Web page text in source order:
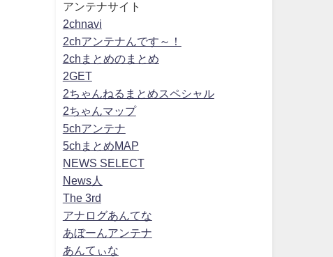
アンテナサイト
2chnavi
2chアンテナんです～！
2chまとめのまとめ
2GET
2ちゃんねるまとめスペシャル
2ちゃんマップ
5chアンテナ
5chまとめMAP
NEWS SELECT
News人
The 3rd
アナログあんてな
あぼーんアンテナ
あんてぃな